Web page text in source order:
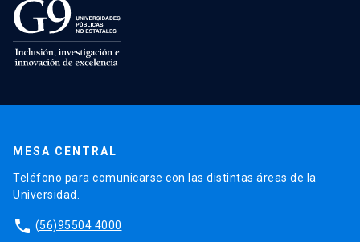
MESA CENTRAL
Teléfono para comunicarse con las distintas áreas de la
Universidad.
phone (56)95504 4000